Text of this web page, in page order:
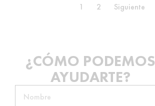
1 2 Siguiente
¿CÓMO PODEMOS
AYUDARTE?